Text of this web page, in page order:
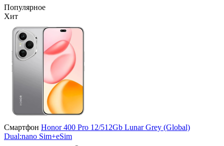
Популярное
Хит
Смартфон Honor 400 Pro 12/512Gb Lunar Grey (Global)
Dual:nano Sim+eSim